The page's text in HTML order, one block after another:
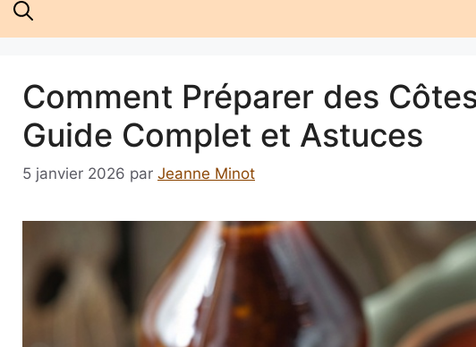
Comment Préparer des
Guide Complet et Astuces
5 janvier 2026 par Jeanne Minot